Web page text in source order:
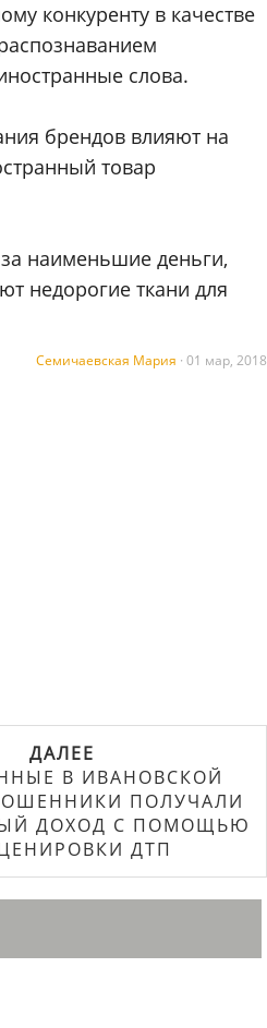
конкуренту в качестве
слова.
брендов влияют на
товар
за наименьшие деньги,
недорогие ткани для
Семичаевская Мария · 01 мар, 2018
ДАЛЕЕ
В ИВАНОВСКОЙ
ПОЛУЧАЛИ
ДОХОД С ПОМОЩЬЮ
ДТП